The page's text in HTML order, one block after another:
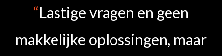
Lastige vragen en geen
makkelijke oplossingen, maar